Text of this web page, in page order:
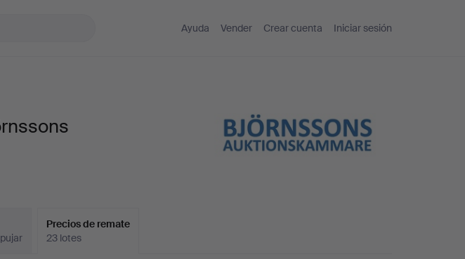
Ayuda Vender Crear cuenta Iniciar sesión
Precios de remate
23 lotes